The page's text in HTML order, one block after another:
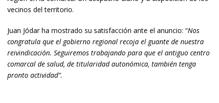
vecinos del territorio.
Juan Jódar ha mostrado su satisfacción ante el anuncio: “Nos
congratula que el gobierno regional recoja el guante de nuestra
reivindicación. Seguiremos trabajando para que el antiguo centro
comarcal de salud, de titularidad autonómica, también tenga
pronto actividad”.